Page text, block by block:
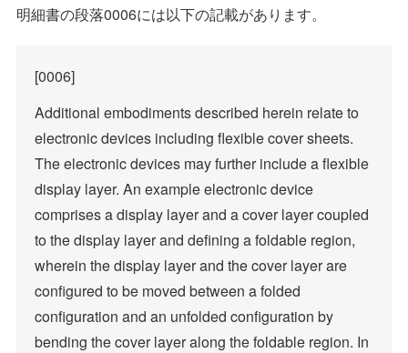
明細書の段落0006には以下の記載があります。
[0006]
Additional embodiments described herein relate to
electronic devices including flexible cover sheets.
The electronic devices may further include a flexible
display layer. An example electronic device
comprises a display layer and a cover layer coupled
to the display layer and defining a foldable region,
wherein the display layer and the cover layer are
configured to be moved between a folded
configuration and an unfolded configuration by
bending the cover layer along the foldable region. In